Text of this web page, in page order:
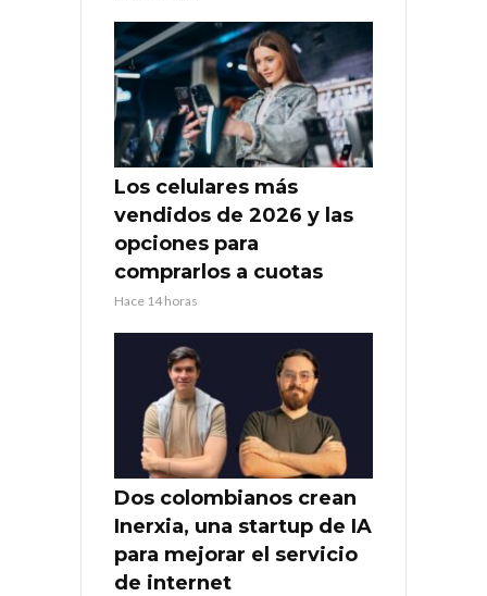
Los celulares más
vendidos de 2026 y las
opciones para
comprarlos a cuotas
Hace 14 horas
Dos colombianos crean
Inerxia, una startup de IA
para mejorar el servicio
de internet